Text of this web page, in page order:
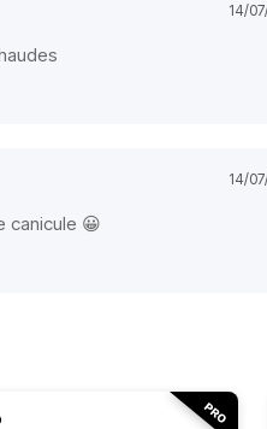
14/
14/
canicule 😀